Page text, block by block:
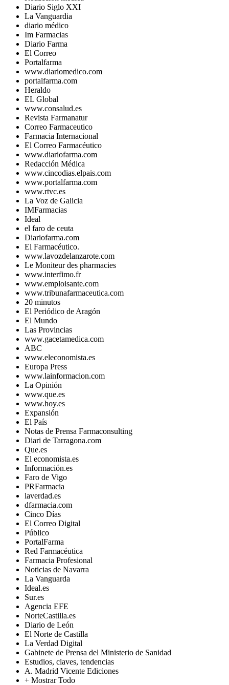
Diario Siglo XXI
La Vanguardia
diario médico
Im Farmacias
Diario Farma
El Correo
Portalfarma
www.diariomedico.com
portalfarma.com
Heraldo
EL Global
www.consalud.es
Revista Farmanatur
Correo Farmaceutico
Farmacia Internacional
El Correo Farmacéutico
www.diariofarma.com
Redacción Médica
www.cincodias.elpais.com
www.portalfarma.com
www.rtvc.es
La Voz de Galicia
IMFarmacias
Ideal
el faro de ceuta
Diariofarma.com
El Farmacéutico.
www.lavozdelanzarote.com
Le Moniteur des pharmacies
www.interfimo.fr
www.emploisante.com
www.tribunafarmaceutica.com
20 minutos
El Periódico de Aragón
El Mundo
Las Provincias
www.gacetamedica.com
ABC
www.eleconomista.es
Europa Press
www.lainformacion.com
La Opinión
www.que.es
www.hoy.es
Expansión
El País
Notas de Prensa Farmaconsulting
Diari de Tarragona.com
Que.es
El economista.es
Información.es
Faro de Vigo
PRFarmacia
laverdad.es
dfarmacia.com
Cinco Días
El Correo Digital
Público
PortalFarma
Red Farmacéutica
Farmacia Profesional
Noticias de Navarra
La Vanguarda
Ideal.es
Sur.es
Agencia EFE
NorteCastilla.es
Diario de León
El Norte de Castilla
La Verdad Digital
Gabinete de Prensa del Ministerio de Sanidad
Estudios, claves, tendencias
A. Madrid Vicente Ediciones
+ Mostrar Todo